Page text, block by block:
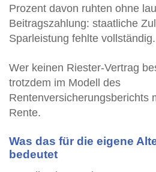
Prozent davon ruhten ohne
Beitragszahlung: staatliche
Sparleistung fehlte vollständig.
Wer keinen Riester-Vertrag
trotzdem im Modell des
Rentenversicherungsberichts
Rente.
Was das für die eigene
bedeutet